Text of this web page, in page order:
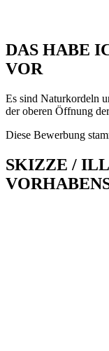
DAS HABE
VOR
Es sind Naturkordeln
der oberen Öffnung
Diese Bewerbung
SKIZZE /